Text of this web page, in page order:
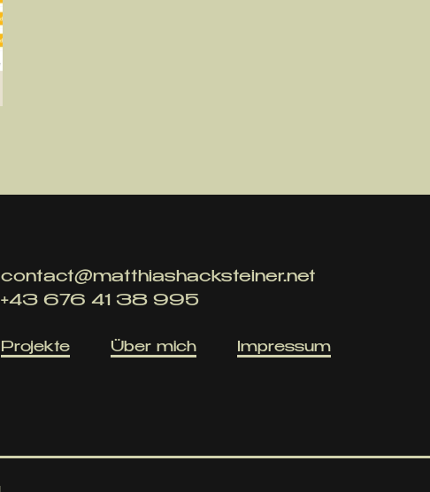
contact@matthiashacksteiner.net
+43 676 41 38 995
Projekte Über mich Impressum